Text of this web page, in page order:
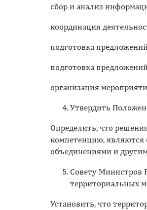
сбор и анализ
координация
подготовка
подготовка
организация
Утвердить
Определить, что
компетенцию, являются
объединениями и
Совету Министров
территориальных
Установить, что